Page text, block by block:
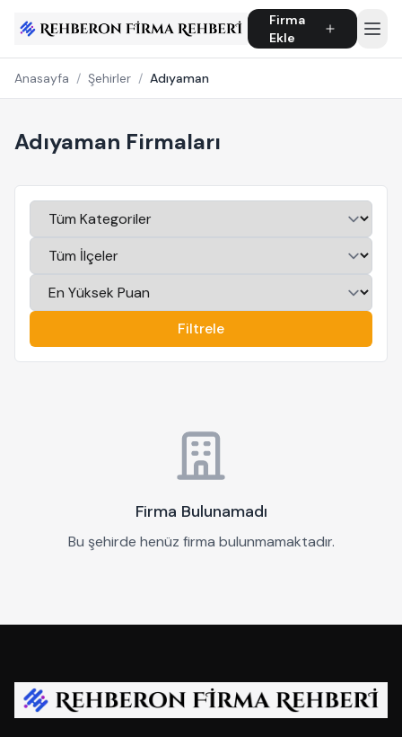
Firma
Ekle
Anasayfa / Şehirler / Adıyaman
Adıyaman Firmaları
Filtrele
Firma Bulunamadı
Bu şehirde henüz firma bulunmamaktadır.